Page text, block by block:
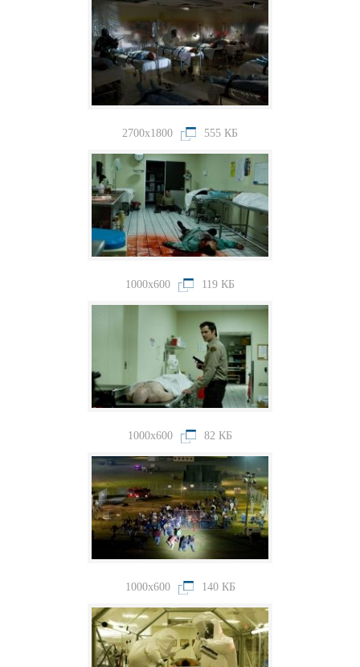
2700x1800 555 КБ
1000x600 119 КБ
1000x600 82 КБ
1000x600 140 КБ